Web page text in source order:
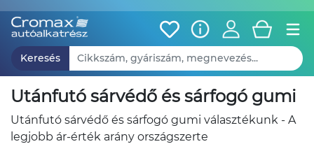
Keresés
utánfutó sárvédő és sárfogó gumi
utánfutó sárvédő és sárfogó gumi választékunk - A
legjobb ár-érték arány országszerte